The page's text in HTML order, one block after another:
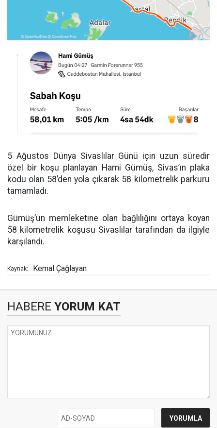
5 Ağustos Dünya Sivaslılar Günü için uzun süredir
özel bir koşu planlayan Hami Gümüş, Sivas’ın plaka
kodu olan 58’den yola çıkarak 58 kilometrelik parkuru
tamamladı.
Gümüş’ün memleketine olan bağlılığını ortaya koyan
58 kilometrelik koşusu Sivaslılar tarafından da ilgiyle
karşılandı.
Kaynak: Kemal Çağlayan
HABERE YORUM KAT